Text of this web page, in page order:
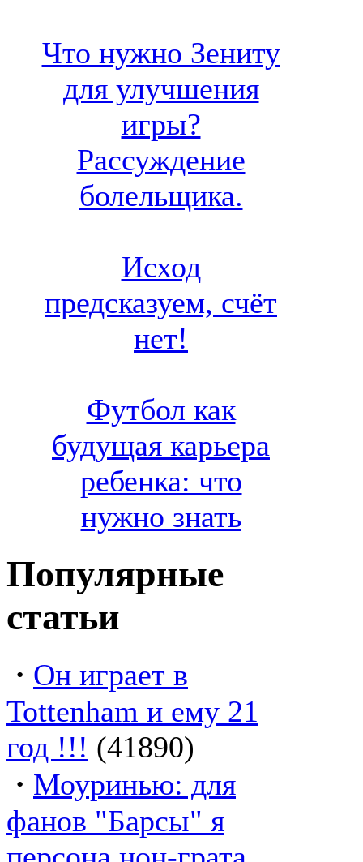
Что нужно Зениту
для улучшения
игры?
Рассуждение
болельщика.
Исход
предсказуем, счёт
нет!
Футбол как
будущая карьера
ребенка: что
нужно знать
Популярные
статьи
· Он играет в
Tottenham и ему 21
год !!! (41890)
· Моуринью: для
фанов "Барсы" я